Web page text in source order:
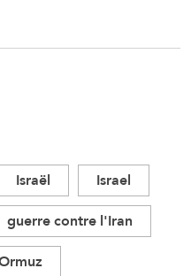
Israël
Israel
guerre contre l'Iran